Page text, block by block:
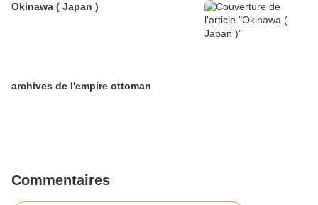
Okinawa ( Japan )
archives de l'empire ottoman
Commentaires